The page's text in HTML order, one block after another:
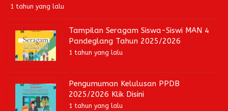
1 tahun yang lalu
Tampilan Seragam Siswa-Siswi MAN 4
Pandeglang Tahun 2025/2026
1 tahun yang lalu
Pengumuman Kelulusan PPDB
2025/2026 Klik Disini
1 tahun yang lalu